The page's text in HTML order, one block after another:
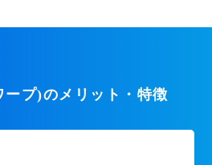
プ)のメリット・特徴